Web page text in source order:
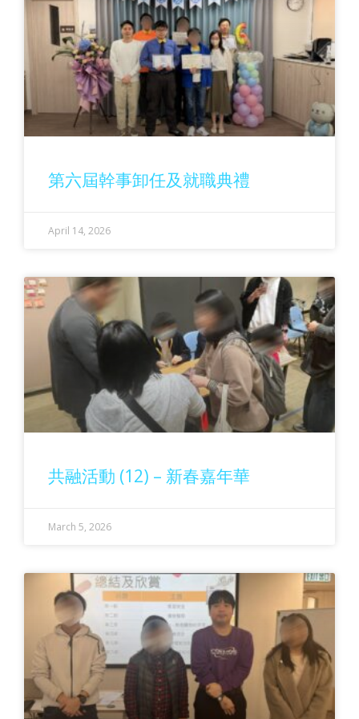
第六屆幹事卸任及就職典禮
April 14, 2026
共融活動 (12) – 新春嘉年華
March 5, 2026